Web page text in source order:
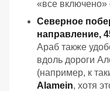
«все
Северное
направление,
Араб также
вдоль дороги
(например, к
Alamein, хотя